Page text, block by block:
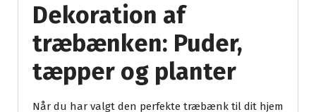
Dekoration af
træbænken: Puder,
tæpper og planter
Når du har valgt den perfekte træbænk til dit hjem